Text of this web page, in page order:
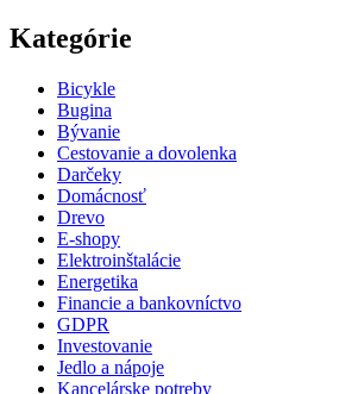
Kategórie
Bicykle
Bugina
Bývanie
Cestovanie a dovolenka
Darčeky
Domácnosť
Drevo
E-shopy
Elektroinštalácie
Energetika
Financie a bankovníctvo
GDPR
Investovanie
Jedlo a nápoje
Kancelárske potreby